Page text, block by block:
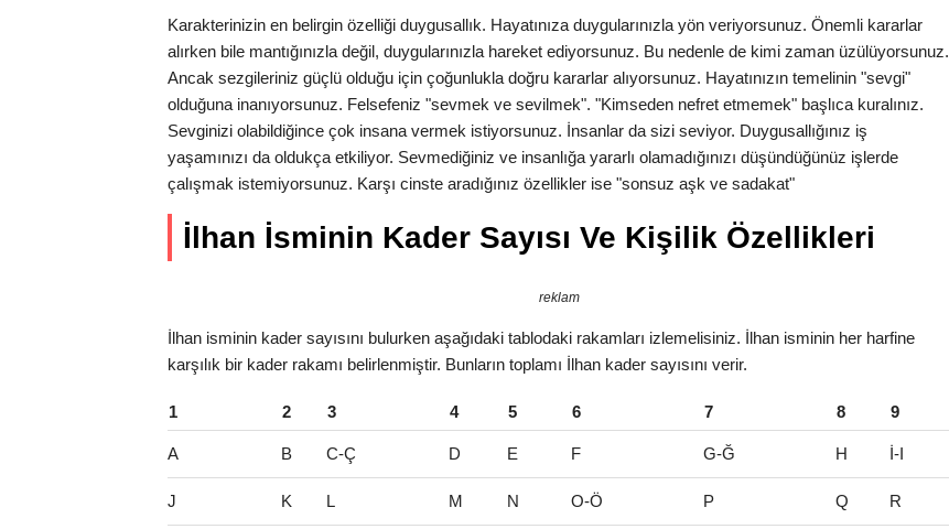
Karakterinizin en belirgin özelliği duygusallık. Hayatınıza duygularınızla yön veriyorsunuz. Önemli kararlar
alırken bile mantığınızla değil, duygularınızla hareket ediyorsunuz. Bu nedenle de kimi zaman üzülüyorsunuz.
Ancak sezgileriniz güçlü olduğu için çoğunlukla doğru kararlar alıyorsunuz. Hayatınızın temelinin "sevgi"
olduğuna inanıyorsunuz. Felsefeniz "sevmek ve sevilmek". "Kimseden nefret etmemek" başlıca kuralınız.
Sevginizi olabildiğince çok insana vermek istiyorsunuz. İnsanlar da sizi seviyor. Duygusallığınız iş
yaşamınızı da oldukça etkiliyor. Sevmediğiniz ve insanlığa yararlı olamadığınızı düşündüğünüz işlerde
çalışmak istemiyorsunuz. Karşı cinste aradığınız özellikler ise "sonsuz aşk ve sadakat"
İlhan İsminin Kader Sayısı Ve Kişilik Özellikleri
reklam
İlhan isminin kader sayısını bulurken aşağıdaki tablodaki rakamları izlemelisiniz. İlhan isminin her harfine
karşılık bir kader rakamı belirlenmiştir. Bunların toplamı İlhan kader sayısını verir.
1 2 3 4 5 6 7 8 9
A B C-Ç D E F G-Ğ H İ-I
J K L M N O-Ö P Q R